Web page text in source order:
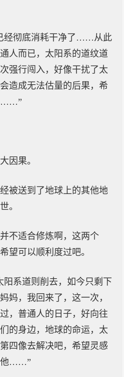
经彻底消耗干净了……从此
人而已，太阳系的道纹道
强行闯入，好像干扰了太
造成无法估量的后果，希
……”
因果。
被送到了地球上的其他地
。
不适合修炼啊，这两个
望可以顺利度过吧。
阳系道则削去，如今只剩下
妈，我回来了，这一次，
，普通人的日子，好向往
的身边，地球的命运，太
四像去解决吧，希望灵感
他……”